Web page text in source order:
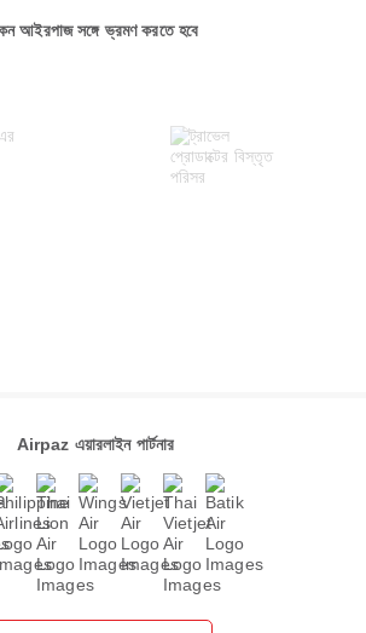
আইরপাজ সঙ্গে ভ্রমণ করতে হবে
Airpaz এয়ারলাইন পার্টনার